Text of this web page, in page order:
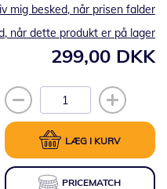
299,00 DKK
mig besked, når prisen falder
når dette produkt er på lager
LÆG I KURV
PRICEMATCH